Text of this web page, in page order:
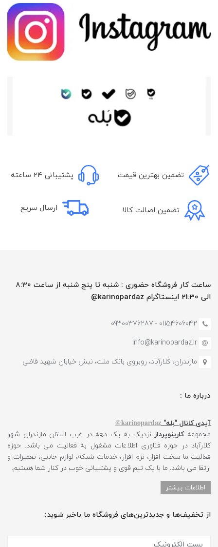
تضمین بهترین قیمت پشتیبانی 24 ساعته
تضمین اصالت کالا ارسال سریع
ساعت کار فروشگاه حضوری : شنبه تا پنج شنبه از ساعت 8:30
الی 21:30 اینستاگرام karinopardaz@
01154606042 - 09300376287
info@karinopardaz.ir
مازندران، کلارآباد، روبروی بانک ملت، نبش خیابان شهید قاضی
درباره ما :
آیدی کانال "بله" karinopardaz@
مجموعهکارینوپرداز نزدیک به یک دهه در غرب استان مازندران شهر
کلارآباد در حوزه فناوری اطلاعات مشغول به فعالیت می باشد. حوزه
فعالیت ما سخت افزار، نرم افزار، خدمات شبکه، لوازم جانبی، تعمیرات و
ارتقا می باشد. ما با یک تیم قوی و پشتیبانی خوب در کنار شما هستیم.
اطلاعات بیشتر
از تخفیف‌ها و جدیدترین‌های فروشگاه ما باخبر شوید: